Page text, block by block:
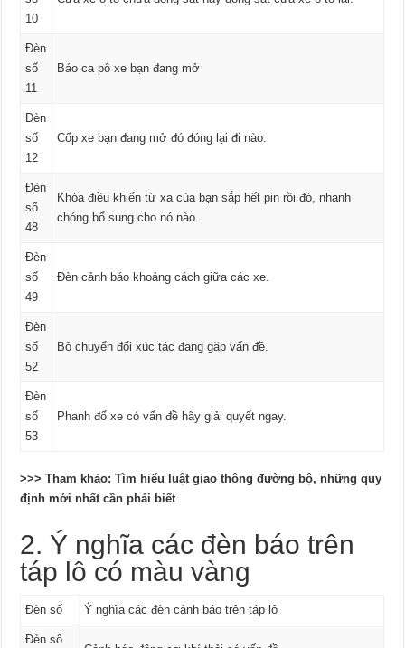
10
Đèn
số
11
Báo ca pô xe bạn đang mở
Đèn
số
12
Cốp xe bạn đang mở đó đóng lại đi nào.
Đèn
số
48
Khóa điều khiển từ xa của bạn sắp hết pin rồi đó, nhanh
chóng bổ sung cho nó nào.
Đèn
số
49
Đèn cảnh báo khoảng cách giữa các xe.
Đèn
số
52
Bộ chuyển đổi xúc tác đang gặp vấn đề.
Đèn
số
53
Phanh đổ xe có vấn đề hãy giải quyết ngay.
>>> Tham khảo: Tìm hiểu luật giao thông đường bộ, những quy
định mới nhất cần phải biết
2. Ý nghĩa các đèn báo trên
táp lô có màu vàng
Đèn số Ý nghĩa các đèn cảnh báo trên táp lô
Đèn số